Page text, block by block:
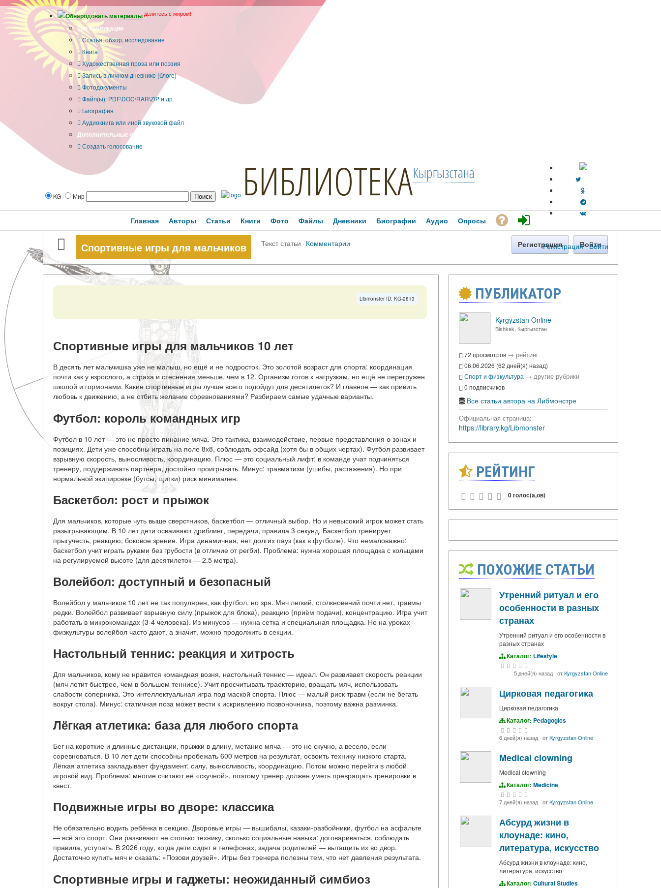
Обнародовать материалы делитесь с миром!
Тип публикации
Статья, обзор, исследование
Книга
Художественная проза или поэзия
Запись в личном дневнике (блоге)
Фотодокументы
Файл(ы): PDF\DOC\RAR\ZIP и др.
Биография
Аудиокнига или иной звуковой файл
Дополнительные опции:
Создать голосование
KG Мир БИБЛИОТЕКАКыргызстана
Регистрация · Войти
Главная Авторы Статьи Книги Фото Файлы Дневники Биографии Аудио Опросы
Спортивные игры для мальчиков Текст статьи · Комментарии Регистрация Войти
Libmonster ID: KG-2813
Спортивные игры для мальчиков 10 лет
В десять лет мальчишка уже не малыш, но ещё и не подросток. Это золотой возраст для спорта: координация
почти как у взрослого, а страха и стеснения меньше, чем в 12. Организм готов к нагрузкам, но ещё не перегружен
школой и гормонами. Какие спортивные игры лучше всего подойдут для десятилеток? И главное — как привить
любовь к движению, а не отбить желание соревнованиями? Разбираем самые удачные варианты.
Футбол: король командных игр
Футбол в 10 лет — это не просто пинание мяча. Это тактика, взаимодействие, первые представления о зонах и
позициях. Дети уже способны играть на поле 8х8, соблюдать офсайд (хотя бы в общих чертах). Футбол развивает
взрывную скорость, выносливость, координацию. Плюс — это социальный лифт: в команде учат подчиняться
тренеру, поддерживать партнёра, достойно проигрывать. Минус: травматизм (ушибы, растяжения). Но при
нормальной экипировке (бутсы, щитки) риск минимален.
Баскетбол: рост и прыжок
Для мальчиков, которые чуть выше сверстников, баскетбол — отличный выбор. Но и невысокий игрок может стать
разыгрывающим. В 10 лет дети осваивают дриблинг, передачи, правила 3 секунд. Баскетбол тренирует
прыгучесть, реакцию, боковое зрение. Игра динамичная, нет долгих пауз (как в футболе). Что немаловажно:
баскетбол учит играть руками без грубости (в отличие от регби). Проблема: нужна хорошая площадка с кольцами
на регулируемой высоте (для десятилеток — 2.5 метра).
Волейбол: доступный и безопасный
Волейбол у мальчиков 10 лет не так популярен, как футбол, но зря. Мяч легкий, столкновений почти нет, травмы
редки. Волейбол развивает взрывную силу (прыжок для блока), реакцию (приём подачи), концентрацию. Игра учит
работать в микрокомандах (3-4 человека). Из минусов — нужна сетка и специальная площадка. Но на уроках
физкультуры волейбол часто дают, а значит, можно продолжить в секции.
Настольный теннис: реакция и хитрость
Для мальчиков, кому не нравится командная возня, настольный теннис — идеал. Он развивает скорость реакции
(мяч летит быстрее, чем в большом теннисе). Учит просчитывать траекторию, вращать мяч, использовать
слабости соперника. Это интеллектуальная игра под маской спорта. Плюс — малый риск травм (если не бегать
вокруг стола). Минус: статичная поза может вести к искривлению позвоночника, поэтому важна разминка.
Лёгкая атлетика: база для любого спорта
Бег на короткие и длинные дистанции, прыжки в длину, метание мяча — это не скучно, а весело, если
соревноваться. В 10 лет дети способны пробежать 600 метров на результат, освоить технику низкого старта.
Лёгкая атлетика закладывает фундамент: силу, выносливость, координацию. Потом можно перейти в любой
игровой вид. Проблема: многие считают её «скучной», поэтому тренер должен уметь превращать тренировки в
квест.
Подвижные игры во дворе: классика
Не обязательно водить ребёнка в секцию. Дворовые игры — вышибалы, казаки-разбойники, футбол на асфальте
— всё это спорт. Они развивают не столько технику, сколько социальные навыки: договариваться, соблюдать
правила, уступать. В 2026 году, когда дети сидят в телефонах, задача родителей — вытащить их во двор.
Достаточно купить мяч и сказать: «Позови друзей». Игры без тренера полезны тем, что нет давления результата.
Спортивные игры и гаджеты: неожиданный симбиоз
ПУБЛИКАТОР
Kyrgyzstan Online
Bishkek, Кыргызстан
72 просмотров → рейтинг
06.06.2026 (62 дней(я) назад)
Спорт и физкультура → другие рубрики
0 подписчиков
Все статьи автора на Либмонстре
Официальная страница:
https://library.kg/Libmonster
РЕЙТИНГ
0 голос(а,ов)
ПОХОЖИЕ СТАТЬИ
Утренний ритуал и его
особенности в разных
странах
Утренний ритуал и его особенности в
разных странах
Каталог: Lifestyle
5 дней(я) назад · отKyrgyzstan Online
Цирковая педагогика
Цирковая педагогика
Каталог: Pedagogics
6 дней(я) назад · отKyrgyzstan Online
Medical clowning
Medical clowning
Каталог: Medicine
7 дней(я) назад · отKyrgyzstan Online
Абсурд жизни в
клоунаде: кино,
литература, искусство
Абсурд жизни в клоунаде: кино,
литература, искусство
Каталог: Cultural Studies